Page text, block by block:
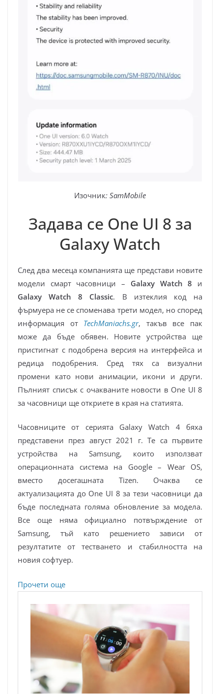
Изочник: SamMobile
Задава се One UI 8 за
Galaxy Watch
След два месеца компанията ще представи новите
модели смарт часовници – Galaxy Watch 8 и
Galaxy Watch 8 Classic. В изтеклия код на
фърмуера не се споменава трети модел, но според
информация от TechManiachs.gr, такъв все пак
може да бъде обявен. Новите устройства ще
пристигнат с подобрена версия на интерфейса и
редица подобрения. Сред тях са визуални
промени като нови анимации, икони и други.
Пълният списък с очакваните новости в One UI 8
за часовници ще откриете в края на статията.
Часовниците от серията Galaxy Watch 4 бяха
представени през август 2021 г. Те са първите
устройства на Samsung, които използват
операционната система на Google – Wear OS,
вместо досегашната Tizen. Очаква се
актуализацията до One UI 8 за тези часовници да
бъде последната голяма обновление за модела.
Все още няма официално потвърждение от
Samsung, тъй като решението зависи от
резултатите от тестването и стабилността на
новия софтуер.
Прочети още:
4
Watch
4
получават